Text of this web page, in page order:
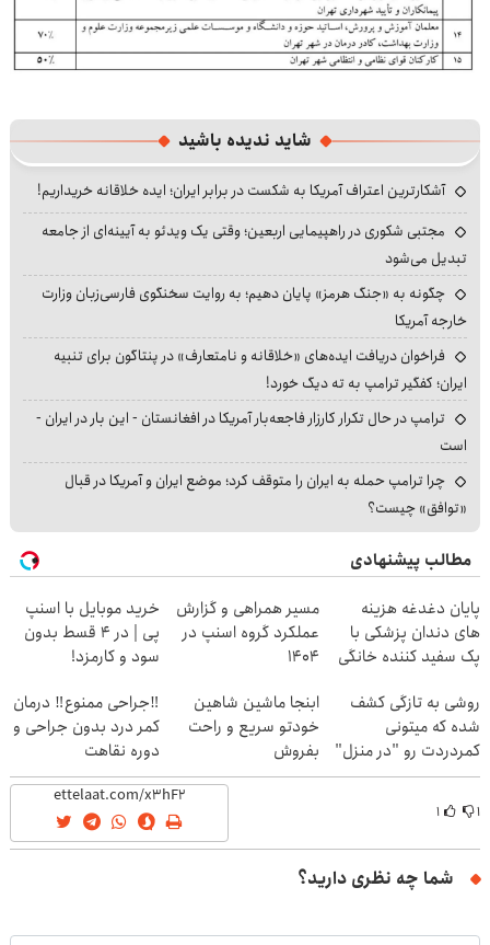
شاید ندیده باشید
آشکارترین اعتراف آمریکا به شکست در برابر ایران؛ ایده خلاقانه خریداریم!
مجتبی شکوری در راهپیمایی اربعین؛ وقتی یک ویدئو به آیینه‌ای از جامعه
تبدیل می‌شود
چگونه به «جنگ هرمز» پایان دهیم؛ به روایت سخنگوی فارسی‌زبان وزارت
خارجه آمریکا
فراخوان دریافت ایده‌های «خلاقانه و نامتعارف» در پنتاگون برای تنبیه
ایران؛ کفگیر ترامپ به ته دیگ خورد!
ترامپ در حال تکرار کارزار فاجعه‌بار آمریکا در افغانستان - این بار در ایران -
است
چرا ترامپ حمله به ایران را متوقف کرد؛ موضع ایران و آمریکا در قبال
«توافق» چیست؟
مطالب پیشنهادی
پایان دغدغه هزینه
های دندان پزشکی با
پک سفید کننده خانگی
مسیر همراهی و گزارش
عملکرد گروه اسنپ در
۱۴۰۴
خرید موبایل با اسنپ
پی | در ۴ قسط بدون
سود و کارمزد!
روشی به تازگی کشف
شده که میتونی
کمردردت رو "در منزل"
درمان کنی!
ابنجا ماشین شاهین
خودتو سریع و راحت
بفروش
‼️جراحی ممنوع‼️ درمان
کمر درد بدون جراحی و
دوره نقاهت
۱ ۱
شما چه نظری دارید؟